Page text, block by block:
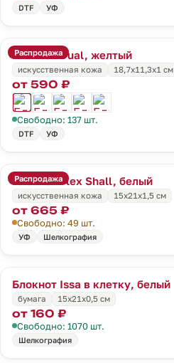
DTF УФ
Распродажа
Блокнот Dual, желтый
искусственная кожа
18,7х11,3х1 см
от 590 ₽
Свободно: 137 шт.
DTF УФ
Распродажа
Блокнот Flex Shall, белый
искусственная кожа
15х21х1,5 см
от 665 ₽
Свободно: 49 шт.
УФ Шелкография
Блокнот Issa в клетку, белый
бумага
15х21x0,5 см
от 160 ₽
Свободно: 1070 шт.
Шелкография